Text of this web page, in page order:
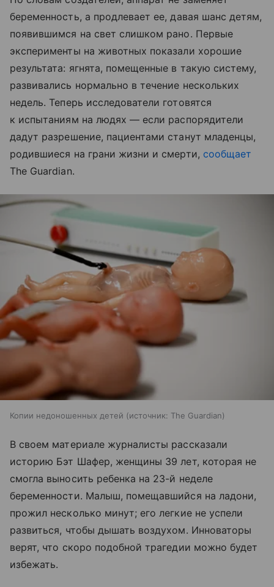
беременность, а продлевает ее, давая шанс детям,
появившимся на свет слишком рано. Первые
эксперименты на животных показали хорошие
результата: ягнята, помещенные в такую систему,
развивались нормально в течение нескольких
недель. Теперь исследователи готовятся
к испытаниям на людях — если распорядители
дадут разрешение, пациентами станут младенцы,
родившиеся на грани жизни и смерти, сообщает
The Guardian.
Копии недоношенных детей источник: The Guardian
В своем материале журналисты рассказали
историю Бэт Шафер, женщины 39 лет, которая не
смогла выносить ребенка на 23-й неделе
беременности. Малыш, помещавшийся на ладони,
прожил несколько минут; его легкие не успели
развиться, чтобы дышать воздухом. Инноваторы
верят, что скоро подобной трагедии можно будет
избежать.